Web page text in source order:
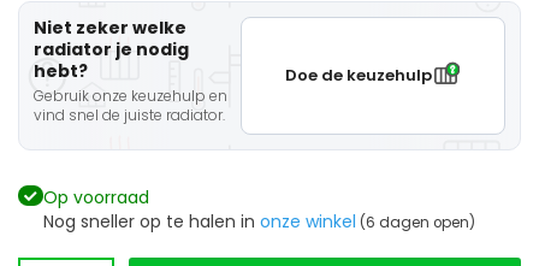
Niet zeker welke
radiator je nodig
hebt?
Gebruik onze keuzehulp en
vind snel de juiste radiator.
Doe de keuzehulp
Op voorraad
Nog sneller op te halen in onze winkel (6 dagen open)